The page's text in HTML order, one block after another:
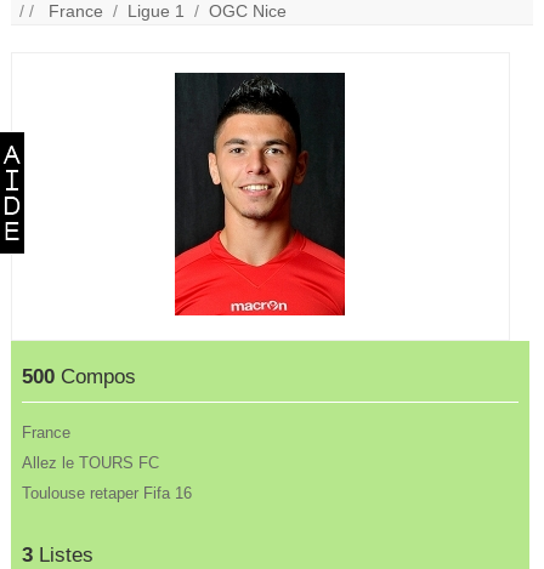
/ / France / Ligue 1 /OGC Nice
500 Compos
France
Allez le TOURS FC
Toulouse retaper Fifa 16
3 Listes